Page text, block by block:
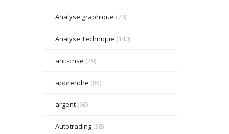
Analyse graphique (70)
Analyse Technique (140)
anti-crise (29)
apprendre (85)
argent(66)
Autotrading(38)